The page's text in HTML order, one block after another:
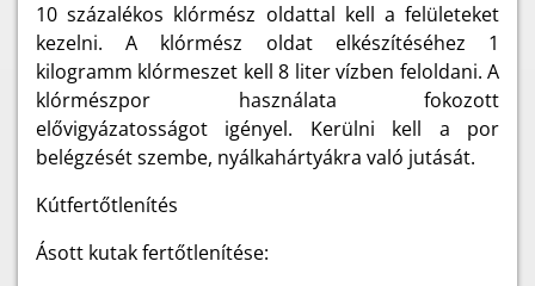
10 százalékos klórmész oldattal kell a felületeket
kezelni. A klórmész oldat elkészítéséhez 1
kilogramm klórmeszet kell 8 liter vízben feloldani. A
klórmészpor használata fokozott
elővigyázatosságot igényel. Kerülni kell a por
belégzését szembe, nyálkahártyákra való jutását.
Kútfertőtlenítés
Ásott kutak fertőtlenítése: